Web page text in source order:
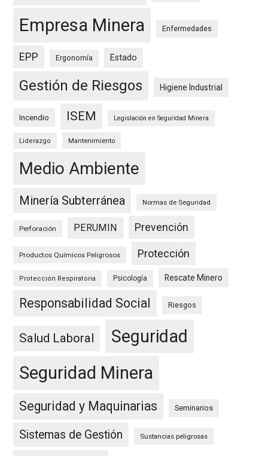
Empresa Minera Enfermedades
EPP Ergonomía Estado
Gestión de Riesgos Higiene Industrial
Incendio ISEM Legislación en Seguridad Minera
Liderazgo Mantenimiento
Medio Ambiente
Minería Subterránea Normas de Seguridad
Perforación PERUMIN Prevención
Productos Químicos Peligrosos Protección
Protección Respiratoria Psicología Rescate Minero
Responsabilidad Social Riesgos
Salud Laboral
Seguridad
Seguridad Minera
Seguridad y Maquinarias Seminarios
Sistemas de Gestión Sustancias peligrosas